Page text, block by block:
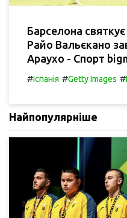
Барселона святкує
Райо Вальєкано
Араухо - Спорт
#Іспанія #Getty Images #
Найпопулярніше